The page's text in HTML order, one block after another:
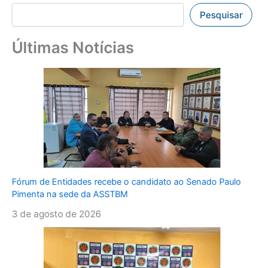
Pesquisar
Últimas Notícias
Fórum de Entidades recebe o candidato ao Senado Paulo
Pimenta na sede da ASSTBM
3 de agosto de 2026